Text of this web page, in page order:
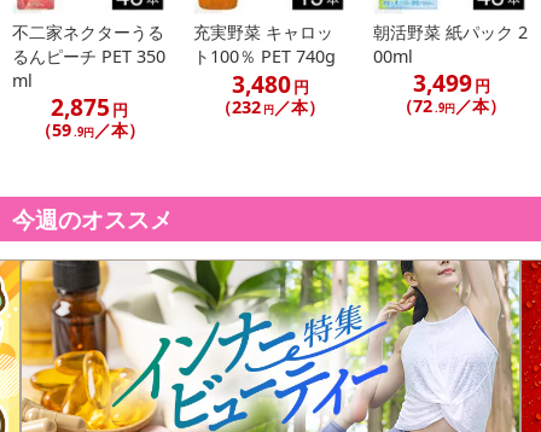
不二家ネクターうる
るんピーチ PET 350
ml
2,875 円
（59.9円／本）
充実野菜 キャロッ
ト100％ PET 740g
3,480円
（232 円／本）
朝活野菜 紙パック 2
00ml
3,499円
（72.9円／本）
今週のオススメ